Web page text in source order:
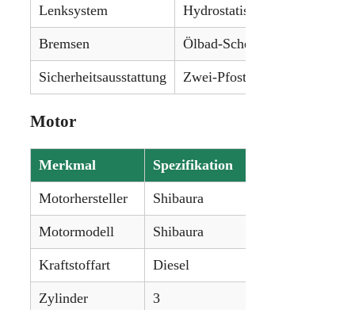
Lenksystem Hydrostatische Servolenkung
Bremsen Ölbad-Scheibenbremsen
Sicherheitsausstattung Zwei-Pfosten-ROPS
Motor
Merkmal Spezifikation
Motorhersteller Shibaura
Motormodell Shibaura
Kraftstoffart Diesel
Zylinder 3